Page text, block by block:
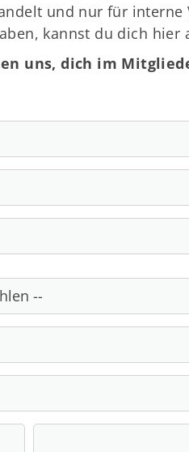
und nur für interne
kannst du dich hier
uns, dich im